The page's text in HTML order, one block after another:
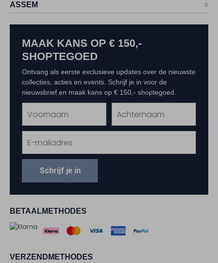
ASSEM
BETAALMETHODES
VERZENDMETHODES
MAAK KANS OP € 150,-
SHOPTEGOED
Ontvang als eerste exclusieve updates over de nieuwste
collecties, acties en events. Schrijf je in voor de
nieuwsbrief en maak kans op € 150,- shoptegoed.
Schrijf je in